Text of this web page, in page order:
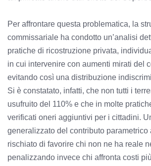
Per affrontare questa problematica, la
commissariale ha condotto un’analisi
pratiche di ricostruzione privata,
in cui intervenire con aumenti mirati del
evitando così una distribuzione
Si è constatato, infatti, che non tutti i
usufruito del 110% e che in molte
verificati oneri aggiuntivi per i cittadini.
generalizzato del contributo parametrico
rischiato di favorire chi non ne ha reale
penalizzando invece chi affronta costi